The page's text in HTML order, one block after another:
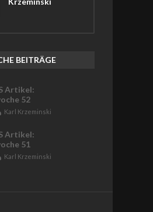
BEITRÄGE
Artikel:
52
Karl Krzeminski
Artikel:
51
Karl Krzeminski